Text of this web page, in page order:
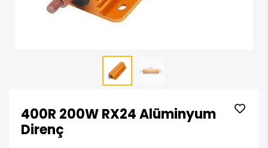
400R 200W RX24 Alüminyum
Direnç